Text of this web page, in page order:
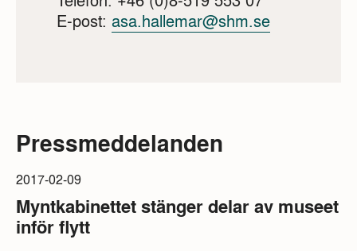
E-post: asa.hallemar@shm.se
Pressmeddelanden
2017-02-09
Myntkabinettet stänger delar av museet
inför flytt